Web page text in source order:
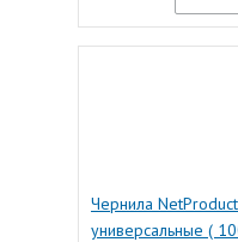
Чернила
универсальные (